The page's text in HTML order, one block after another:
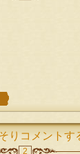
りコメントす
2